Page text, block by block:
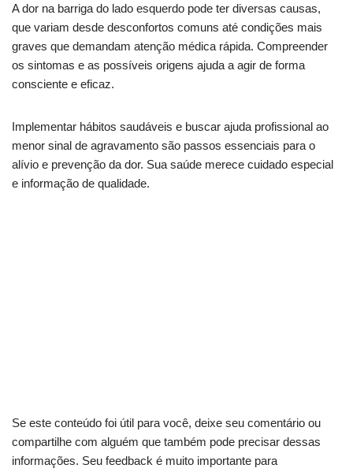
A dor na barriga do lado esquerdo pode ter diversas causas,
que variam desde desconfortos comuns até condições mais
graves que demandam atenção médica rápida. Compreender
os sintomas e as possíveis origens ajuda a agir de forma
consciente e eficaz.
Implementar hábitos saudáveis e buscar ajuda profissional ao
menor sinal de agravamento são passos essenciais para o
alívio e prevenção da dor. Sua saúde merece cuidado especial
e informação de qualidade.
Se este conteúdo foi útil para você, deixe seu comentário ou
compartilhe com alguém que também pode precisar dessas
informações. Seu feedback é muito importante para